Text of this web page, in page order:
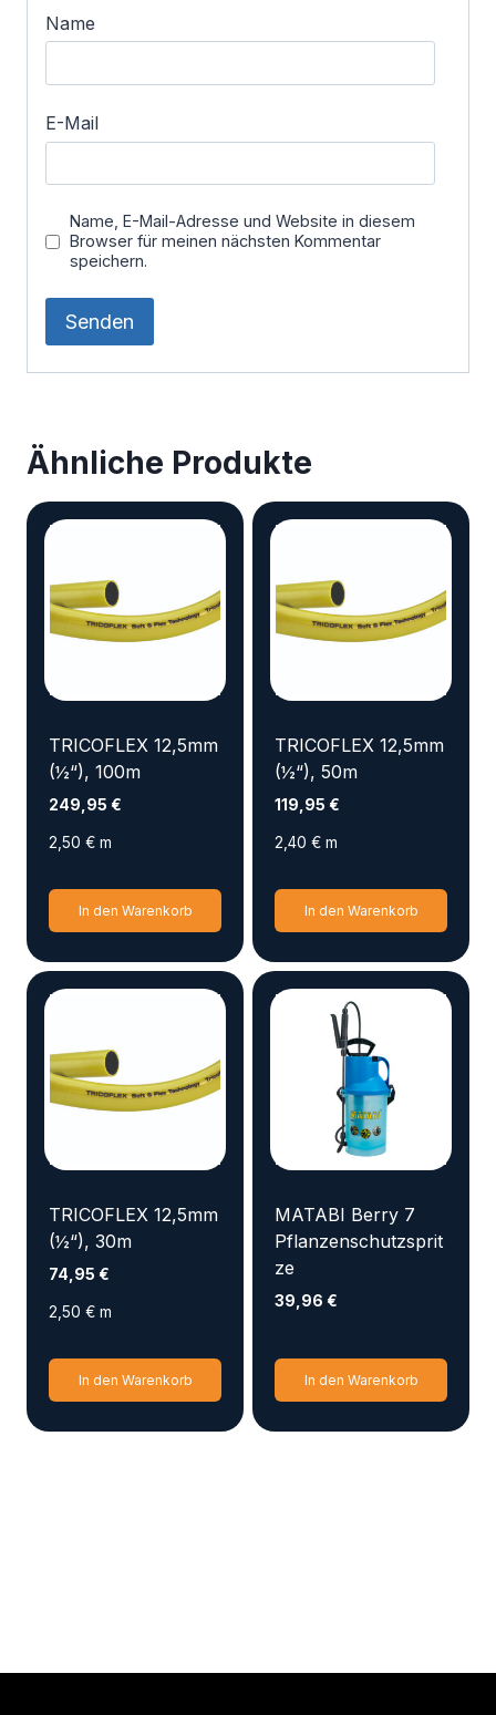
Name
E-Mail
Name, E-Mail-Adresse und Website in diesem
Browser für meinen nächsten Kommentar
speichern.
Ähnliche Produkte
TRICOFLEX 12,5mm
(½“), 100m
249,95 €
2,50 € m
In den Warenkorb
TRICOFLEX 12,5mm
(½“), 50m
119,95 €
2,40 € m
In den Warenkorb
TRICOFLEX 12,5mm
(½“), 30m
74,95 €
2,50 € m
In den Warenkorb
MATABI Berry 7
Pflanzenschutzsprit
ze
39,96 €
In den Warenkorb